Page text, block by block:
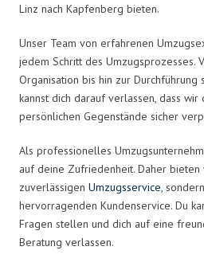
Linz nach Kapfenberg bieten.
Unser Team von erfahrenen
jedem Schritt des Umzugsprozesses.
Organisation bis hin zur Durchführung
kannst dich darauf verlassen, dass
persönlichen Gegenstände sicher
Als professionelles
auf deine Zufriedenheit. Daher bieten
zuverlässigen Umzugsservice,
hervorragenden Kundenservice. Du
Fragen stellen und dich auf eine
Beratung verlassen.